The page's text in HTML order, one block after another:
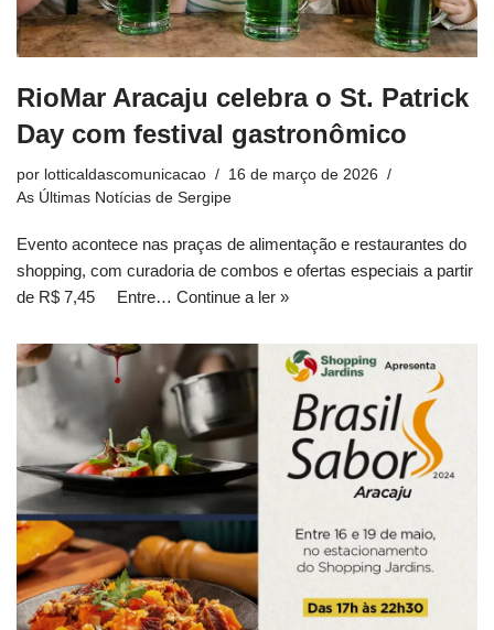
RioMar Aracaju celebra o St. Patrick
Day com festival gastronômico
por lotticaldascomunicacao
16 de março de 2026
As Últimas Notícias de Sergipe
Evento acontece nas praças de alimentação e restaurantes do
shopping, com curadoria de combos e ofertas especiais a partir
de R$ 7,45 Entre… Continue a ler »